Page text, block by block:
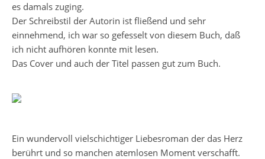
es damals zuging.
Der Schreibstil der Autorin ist fließend und sehr
einnehmend, ich war so gefesselt von diesem Buch, daß
ich nicht aufhören konnte mit lesen.
Das Cover und auch der Titel passen gut zum Buch.
Ein wundervoll vielschichtiger Liebesroman der das Herz
berührt und so manchen atemlosen Moment verschafft.